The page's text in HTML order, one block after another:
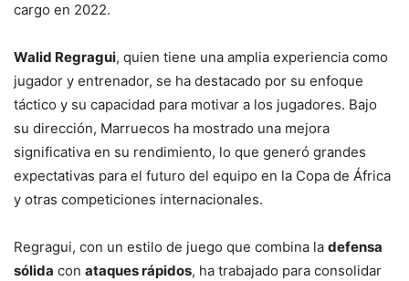
cargo en 2022.
Walid Regragui, quien tiene una amplia experiencia como
jugador y entrenador, se ha destacado por su enfoque
táctico y su capacidad para motivar a los jugadores. Bajo
su dirección, Marruecos ha mostrado una mejora
significativa en su rendimiento, lo que generó grandes
expectativas para el futuro del equipo en la Copa de África
y otras competiciones internacionales.
Regragui, con un estilo de juego que combina la defensa
sólida con ataques rápidos, ha trabajado para consolidar